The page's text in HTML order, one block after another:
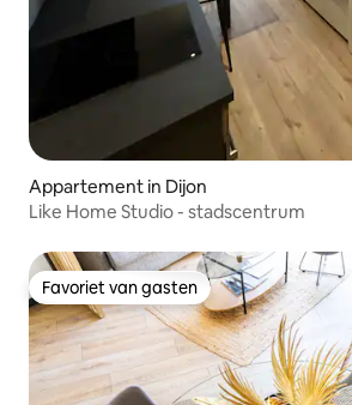
Appartement in Dijon
Like Home Studio - stadscentrum
Favoriet van gasten
Favoriet van gasten